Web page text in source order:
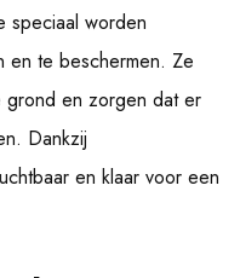
speciaal worden
en te beschermen. Ze
grond en zorgen dat er
Dankzij
en klaar voor een